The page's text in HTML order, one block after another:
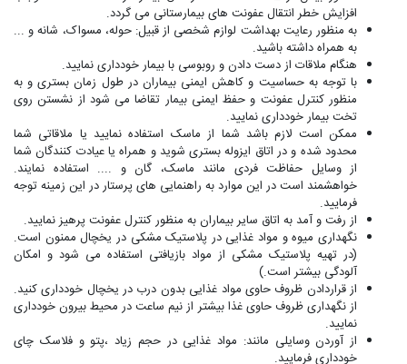
افزایش خطر انتقال عفونت های بیمارستانی می گردد.
به منظور رعایت بهداشت لوازم شخصی از قبیل: حوله، مسواک، شانه و ...
به همراه داشته باشید.
هنگام ملاقات از دست دادن و روبوسی با بیمار خودداری نمایید.
با توجه به حساسیت و کاهش ایمنی بیماران در طول زمان بستری و به
منظور کنترل عفونت و حفظ ایمنی بیمار تقاضا می شود از نشستن روی
تخت بیمار خودداری نمایید.
ممکن است لازم باشد شما از ماسک استفاده نمایید یا ملاقاتی شما
محدود شده و در اتاق ایزوله بستری شوید و همراه یا عیادت کنندگان شما
از وسایل حفاظت فردی مانند ماسک، گان و .... استفاده نمایند.
خواهشمند است در این موارد به راهنمایی های پرستار در این زمینه توجه
فرمایید.
از رفت و آمد به اتاق سایر بیماران به منظور کنترل عفونت پرهیز نمایید.
نگهداری میوه و مواد غذایی در پلاستیک مشکی در یخچال ممنون است.
(در تهیه پلاستیک مشکی از مواد بازیافتی استفاده می شود و امکان
آلودگی بیشتر است.)
از قراردادن ظروف حاوی مواد غذایی بدون درب در یخچال خودداری کنید.
از نگهداری ظروف حاوی غذا بیشتر از نیم ساعت در محیط بیرون خودداری
نمایید.
از آوردن وسایلی مانند: مواد غذایی در حجم زیاد ،پتو و فلاسک چای
خودداری فرمایید.